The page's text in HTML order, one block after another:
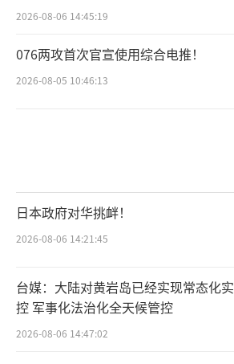
2026-08-06 14:45:19
076两攻首次官宣使用综合电推！
2026-08-05 10:46:13
日本政府对华挑衅！
2026-08-06 14:21:45
台媒：大陆对黄岩岛已经实现常态化实
控 军事化法治化全天候管控
2026-08-06 14:47:02